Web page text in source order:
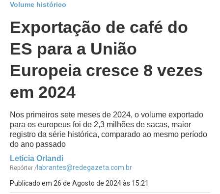
Volume histórico
Exportação de café do
ES para a União
Europeia cresce 8 vezes
em 2024
Nos primeiros sete meses de 2024, o volume exportado
para os europeus foi de 2,3 milhões de sacas, maior
registro da série histórica, comparado ao mesmo período
do ano passado
Leticia Orlandi
Repórter / labrantes@redegazeta.com.br
Publicado em 26 de Agosto de 2024 às 15:21